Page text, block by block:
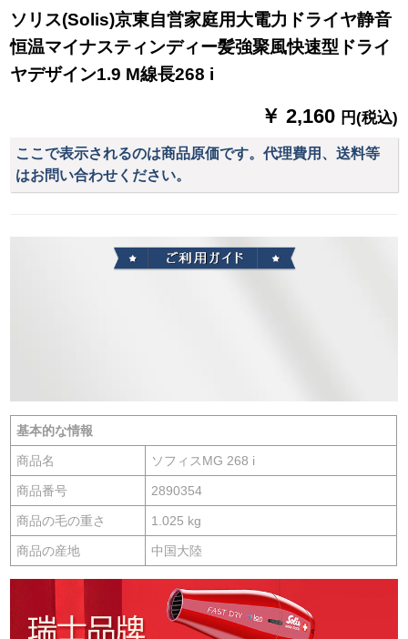
ンビア恒温FH
6257+ドライヤスタ
ジオ
ソリス(Solis)京東自営家庭用大電力ドライヤ静音
恒温マイナスティンディー髪強聚風快速型ドライ
ヤデザイン1.9 M線長268 i
￥ 2,160 円(税込)
ここで表示されるのは商品原価です。代理費用、送料等
はお問い合わせください。
基本的な情報
商品名 ソフィスMG 268 i
商品番号 2890354
商品の毛の重さ 1.025 kg
商品の産地 中国大陸